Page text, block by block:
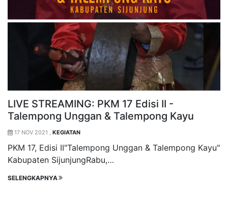
LIVE STREAMING: PKM 17 Edisi II -
Talempong Unggan & Talempong Kayu
17 NOV 2021 , KEGIATAN
PKM 17, Edisi II"Talempong Unggan & Talempong Kayu"
Kabupaten SijunjungRabu,…
SELENGKAPNYA